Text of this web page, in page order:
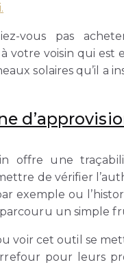
vous pas
votre voisin qui est
solaires qu’il a
offre une
de vérifier
exemple ou
parcouru un simple
voir cet outil se
pour leurs